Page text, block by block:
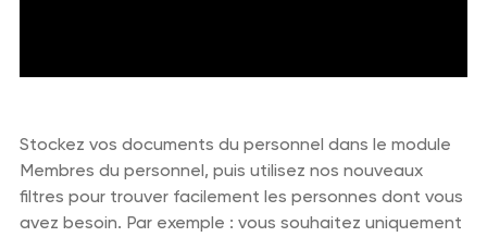
Stockez vos documents du personnel dans le module
Membres du personnel, puis utilisez nos nouveaux
filtres pour trouver facilement les personnes dont vous
avez besoin. Par exemple : vous souhaitez uniquement